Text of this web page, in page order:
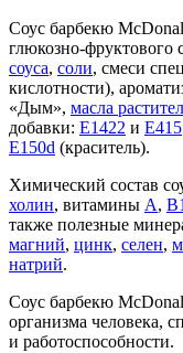
Соус барбекю
глюкозно-фруктового
соуса, соли, смеси
кислотности),
«Дым», масла
добавки: Е1422 и Е415
Е150d (краситель).
Химический состав
холин, витамины А, В1
также полезные
магний, цинк, селен,
натрий.
Соус барбекю
организма человека,
и работоспособности.